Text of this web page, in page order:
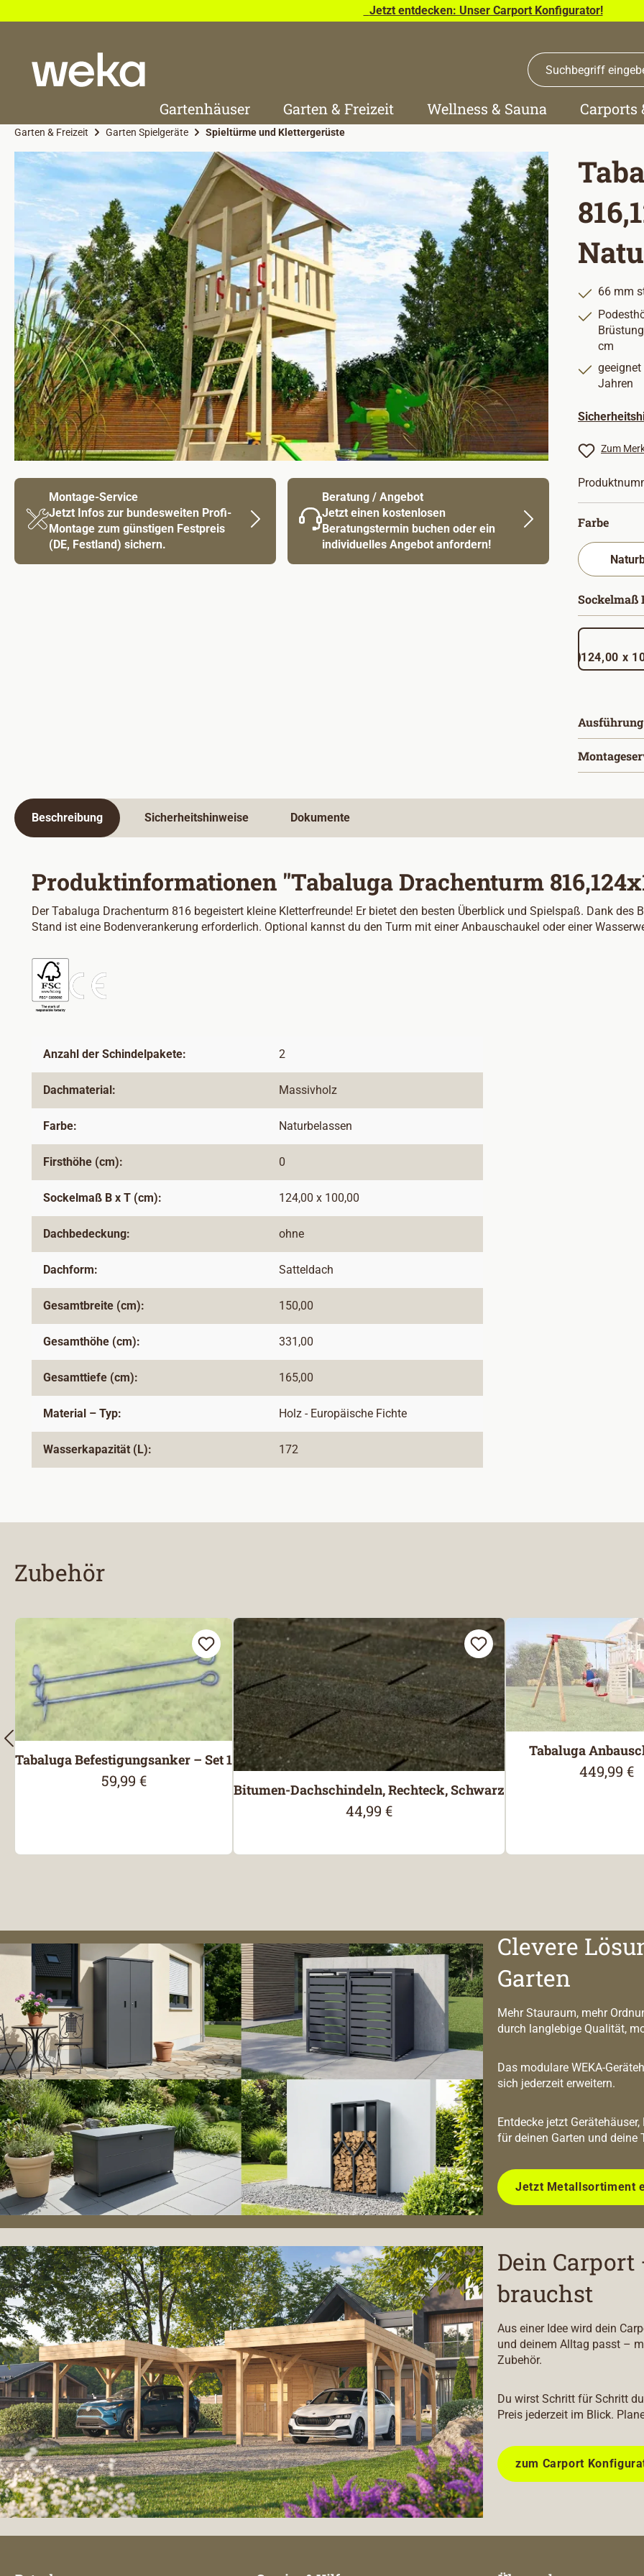
Jetzt entdecken: Unser Carport Konfigurator!
Gartenhäuser Garten & Freizeit Wellness & Sauna Carports
Garten & Freizeit Garten Spielgeräte Spieltürme und Klettergerüste
Bildergalerie überspringen
Montage-Service
Jetzt Infos zur bundesweiten Profi-
Montage zum günstigen Festpreis
(DE, Festland) sichern.
Beratung / Angebot
Jetzt einen kostenlosen
Beratungstermin buchen oder ein
individuelles Angebot anfordern!
66 mm
cm
Jahren
Zum
Farbe
Sockelmaß
124,00
Beschreibung Sicherheitshinweise Dokumente
Produktinformationen "Tabaluga Drachenturm
Der Tabaluga Drachenturm 816 begeistert kleine Kletterfreunde! Er bietet den besten Überblick und Spielspaß. Dank des
Stand ist eine Bodenverankerung erforderlich. Optional kannst du den Turm mit einer Anbauschaukel oder einer
Anzahl der Schindelpakete: 2
Dachmaterial: Massivholz
Farbe: Naturbelassen
Firsthöhe (cm): 0
Sockelmaß B x T (cm): 124,00 x 100,00
Dachbedeckung: ohne
Dachform: Satteldach
Gesamtbreite (cm): 150,00
Gesamthöhe (cm): 331,00
Gesamttiefe (cm): 165,00
Material – Typ: Holz - Europäische Fichte
Wasserkapazität (L): 172
Zubehör
Tabaluga Befestigungsanker – Set 1
Regulärer Preis:
59,99 €
Bitumen-Dachschindeln, Rechteck, Schwarz
Regulärer Preis:
44,99 €
Tabaluga
Regulärer
449,99 €
Clevere
Garten
Mehr Stauraum, mehr
durch langlebige Qualität,
Das modulare WEKA-
sich jederzeit erweitern.
Entdecke jetzt
für deinen Garten und deine
Jetzt Metallsortiment
Dein
brauchst
Aus einer Idee wird dein
und deinem Alltag passt –
Zubehör.
Du wirst Schritt für Schritt
Preis jederzeit im Blick.
zum Carport